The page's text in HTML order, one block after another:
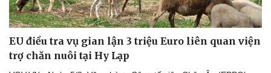
EU điều tra vụ gian lận 3 triệu Euro liên quan viện
trợ chăn nuôi tại Hy Lạp